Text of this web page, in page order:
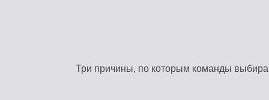
Три причины, по которым команды